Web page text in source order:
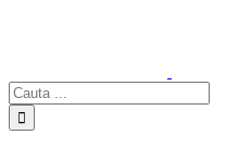
Cautare...